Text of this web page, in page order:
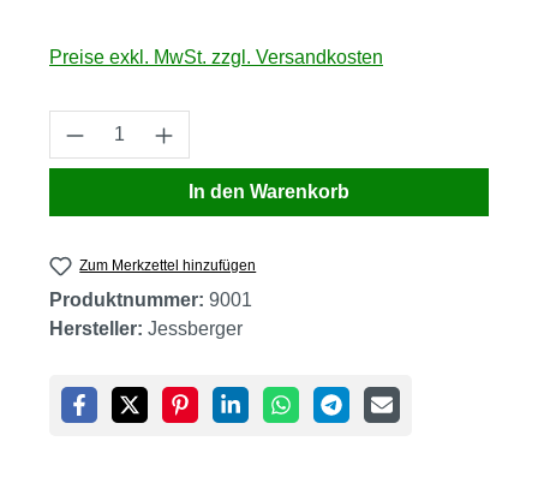
Preise exkl. MwSt. zzgl. Versandkosten
Produkt Anzahl: Gib den gewünschten
In den Warenkorb
Zum Merkzettel hinzufügen
Produktnummer: 9001
Hersteller: Jessberger